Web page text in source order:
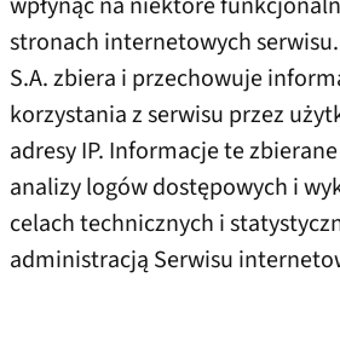
stronach internetowych
S.A. zbiera i przechowuje
korzystania z serwisu przez
adresy IP. Informacje te
analizy logów dostępowych i
celach technicznych i
administracją Serwisu